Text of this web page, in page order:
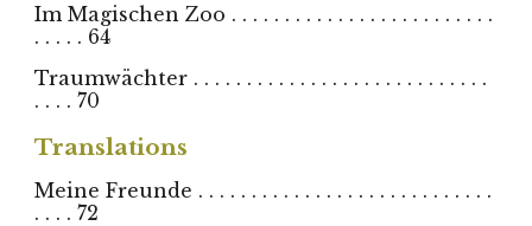
Im Magischen Zoo . . . . . . . . . . . . . . . . . . . . . . . . .
. . . . . 64
Traumwächter . . . . . . . . . . . . . . . . . . . . . . . . . . . .
. . . . 70
Translations
Meine Freunde . . . . . . . . . . . . . . . . . . . . . . . . . . . .
. . . . 72